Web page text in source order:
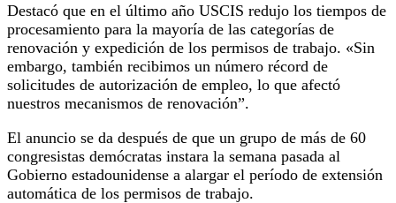
Destacó que en el último año USCIS redujo los tiempos de
procesamiento para la mayoría de las categorías de
renovación y expedición de los permisos de trabajo. «Sin
embargo, también recibimos un número récord de
solicitudes de autorización de empleo, lo que afectó
nuestros mecanismos de renovación”.
El anuncio se da después de que un grupo de más de 60
congresistas demócratas instara la semana pasada al
Gobierno estadounidense a alargar el período de extensión
automática de los permisos de trabajo.